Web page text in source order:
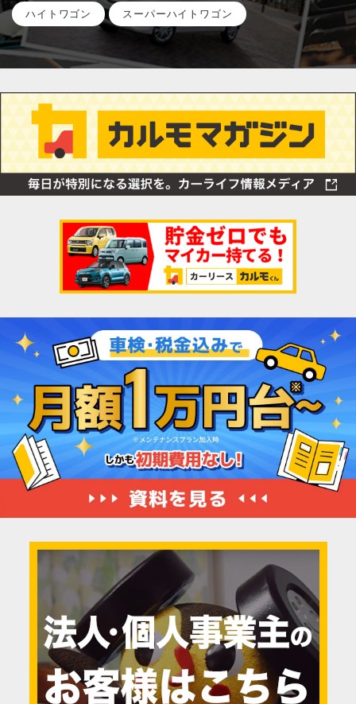
ハイトワゴン スーパーハイトワゴン